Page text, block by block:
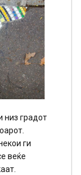
низ градот
ги
веќе